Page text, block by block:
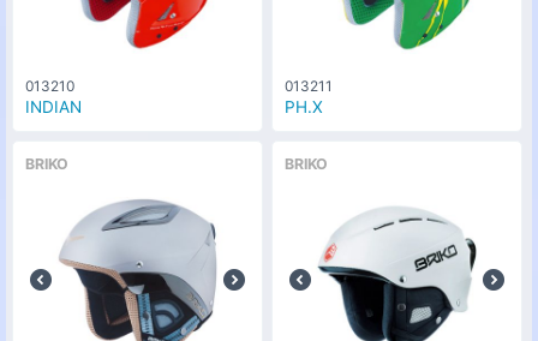
013210
INDIAN
013211
PH.X
BRIKO BRIKO